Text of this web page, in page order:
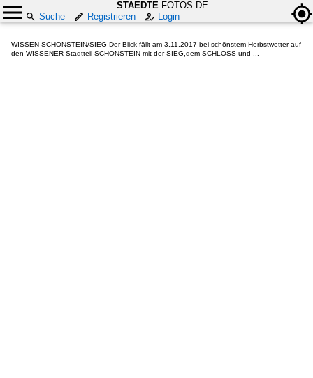
STAEDTE-FOTOS.DE
Suche
Registrieren Login
WISSEN-SCHÖNSTEIN/SIEG Der Blick fällt am 3.11.2017 bei schönstem Herbstwetter auf
den WISSENER Stadtteil SCHÖNSTEIN mit der SIEG,dem SCHLOSS und ...